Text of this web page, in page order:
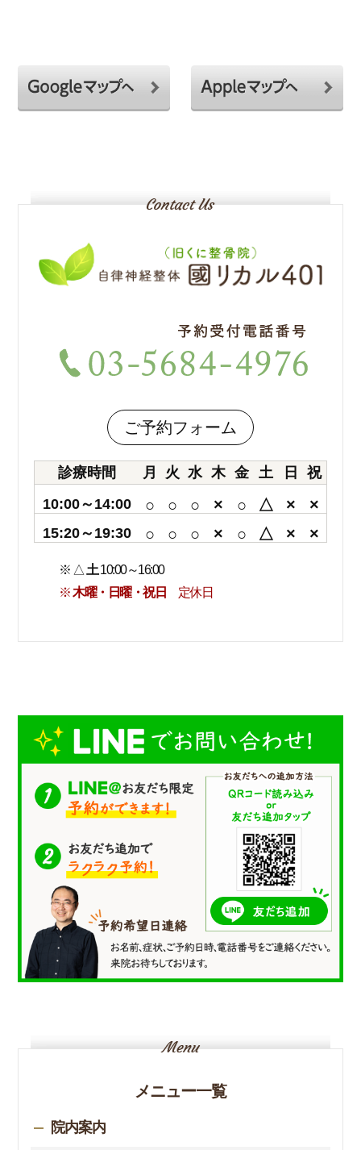
ご予約フォーム
診療時間 月 火 水 木 金 土 日
祝
10:00～14:00
○ ○ ○ × ○ △ × ×
15:20～19:30 ○ ○ ○ × ○ △ × ×
※ △ 土10:00～16:00
※木曜・日曜・祝日 定休日
メニュー一覧
院内案内